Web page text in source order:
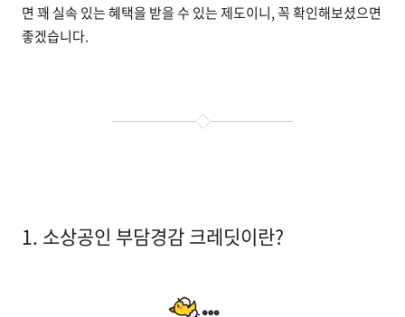
면 꽤 실속 있는 혜택을 받을 수 있는 제도이니, 꼭 확인해보셨으면
좋겠습니다.
1. 소상공인 부담경감 크레딧이란?